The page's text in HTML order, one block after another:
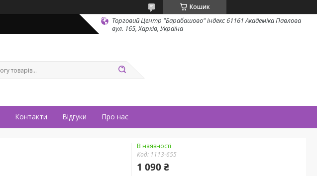
Кошик
Торговий Центр "Барабашово" індекс 61161 Академіка Павлова
вул. 165, Харків, Україна
Контакти Відгуки Про нас
В наявності
Код: 1113-655
1 090 ₴